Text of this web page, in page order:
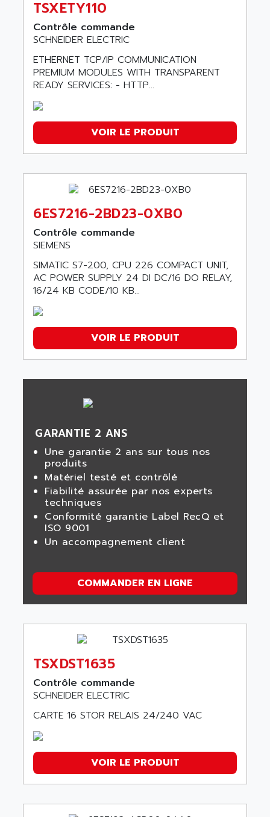
TSXETY110
Contrôle commande
SCHNEIDER ELECTRIC
ETHERNET TCP/IP COMMUNICATION
PREMIUM MODULES WITH TRANSPARENT
READY SERVICES: - HTTP...
VOIR LE PRODUIT
6ES7216-2BD23-0XB0
Contrôle commande
SIEMENS
SIMATIC S7-200, CPU 226 COMPACT UNIT,
AC POWER SUPPLY 24 DI DC/16 DO RELAY,
16/24 KB CODE/10 KB...
VOIR LE PRODUIT
GARANTIE 2 ANS
Une garantie 2 ans sur tous nos
produits
Matériel testé et contrôlé
Fiabilité assurée par nos experts
techniques
Conformité garantie Label RecQ et
ISO 9001
Un accompagnement client
COMMANDER EN LIGNE
TSXDST1635
Contrôle commande
SCHNEIDER ELECTRIC
CARTE 16 STOR RELAIS 24/240 VAC
VOIR LE PRODUIT